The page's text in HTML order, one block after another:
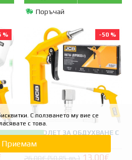
С ползването му вие се
с това.
Приемам
Поръчай
% -50 %
ПИСТОЛЕТ ЗА ОБДУХВАНЕ С
ДВЕ ДЮЗИ JCB
26.00€ (50.85 лв.) 13.00€